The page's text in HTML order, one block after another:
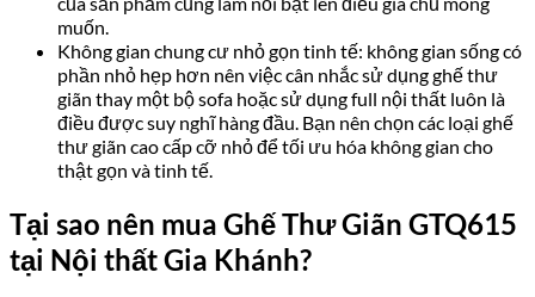
muốn.
Không gian chung cư nhỏ gọn tinh tế: không gian sống có
phần nhỏ hẹp hơn nên việc cân nhắc sử dụng ghế thư
giãn thay một bộ sofa hoặc sử dụng full nội thất luôn là
điều được suy nghĩ hàng đầu. Bạn nên chọn các loại ghế
thư giãn cao cấp cỡ nhỏ để tối ưu hóa không gian cho
thật gọn và tinh tế.
Tại sao nên mua Ghế Thư Giãn GTQ615
tại Nội thất Gia Khánh?